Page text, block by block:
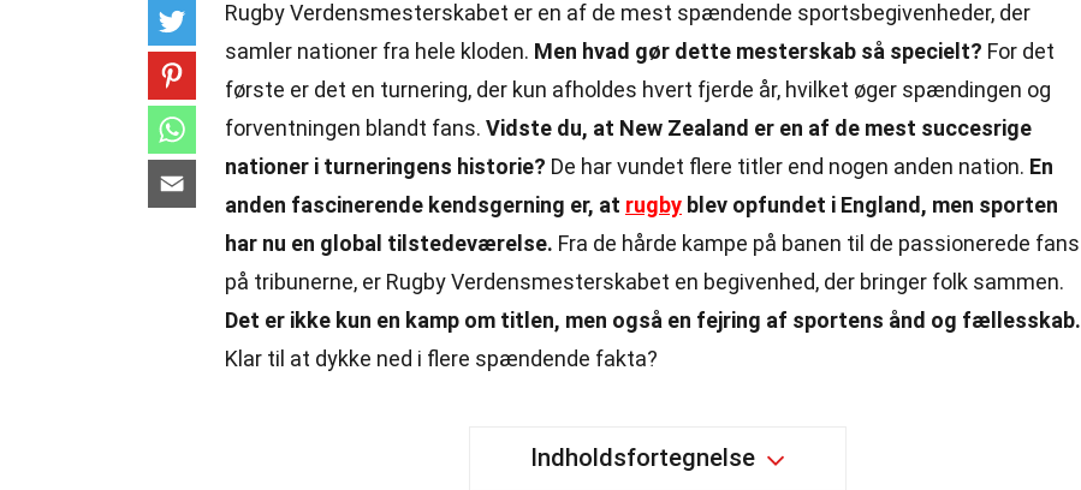
Rugby Verdensmesterskabet er en af de mest spændende sportsbegivenheder, der
samler nationer fra hele kloden. Men hvad gør dette mesterskab så specielt? For det
første er det en turnering, der kun afholdes hvert fjerde år, hvilket øger spændingen og
forventningen blandt fans. Vidste du, at New Zealand er en af de mest succesrige
nationer i turneringens historie? De har vundet flere titler end nogen anden nation. En
anden fascinerende kendsgerning er, at rugby blev opfundet i England, men sporten
har nu en global tilstedeværelse. Fra de hårde kampe på banen til de passionerede fans
på tribunerne, er Rugby Verdensmesterskabet en begivenhed, der bringer folk sammen.
Det er ikke kun en kamp om titlen, men også en fejring af sportens ånd og fællesskab.
Klar til at dykke ned i flere spændende fakta?
Indholdsfortegnelse